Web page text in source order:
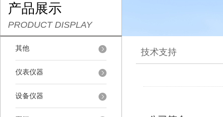
产品展示
PRODUCT DISPLAY
其他
仪表仪器
设备仪器
技术支持